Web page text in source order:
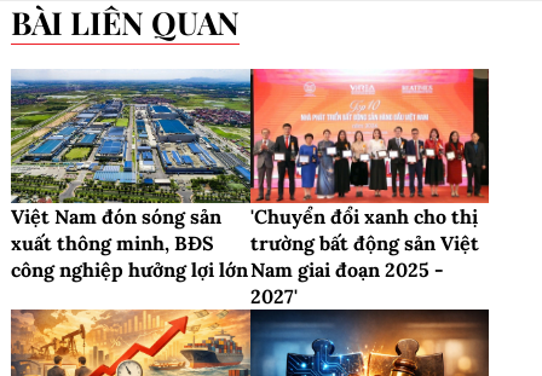
BÀI LIÊN QUAN
Việt Nam đón sóng sản
xuất thông minh, BĐS
công nghiệp hưởng lợi lớn
'Chuyển đổi xanh cho thị
trường bất động sản Việt
Nam giai đoạn 2025 -
2027'